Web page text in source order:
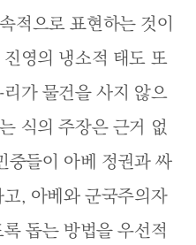
적으로 표현하는 것이
영의 냉소적 태도 또
가 물건을 사지 않으
식의 주장은 근거 없
중들이 아베 정권과 싸
, 아베와 군국주의자
돕는 방법을 우선적